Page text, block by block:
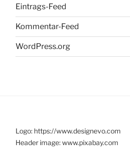
Eintrags-Feed
Kommentar-Feed
WordPress.org
Logo: https://www.designevo.com
Header image: www.pixabay.com